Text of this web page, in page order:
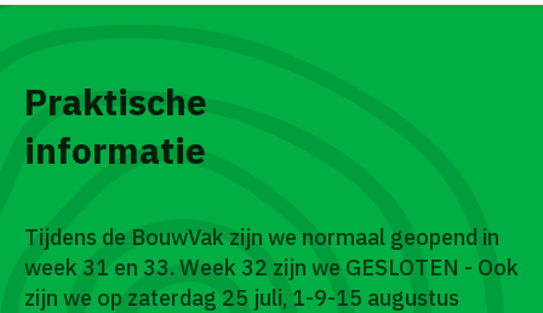
Praktische
informatie
Tijdens de BouwVak zijn we normaal geopend in
week 31 en 33. Week 32 zijn we GESLOTEN - Ook
zijn we op zaterdag 25 juli, 1-9-15 augustus